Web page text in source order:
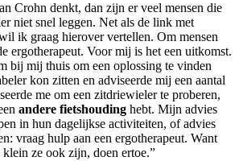
Crohn denkt, dan zijn er veel mensen die
niet snel leggen. Net als de link met
ik graag hierover vertellen. Om mensen
ergotherapeut. Voor mij is het een uitkomst.
bij mij thuis om een oplossing te vinden
kon zitten en adviseerde mij een aantal
me om een zitdriewieler te proberen,
andere fietshouding hebt. Mijn advies
in hun dagelijkse activiteiten, of advies
vraag hulp aan een ergotherapeut. Want
ze ook zijn, doen ertoe.”